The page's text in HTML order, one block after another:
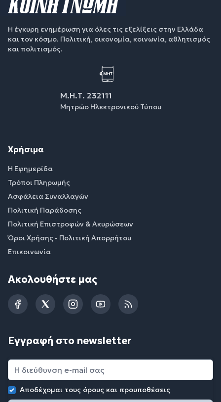
Η έγκυρη ενημέρωση για όλες τις εξελίξεις στην Ελλάδα
και τον κόσμο. Πολιτική, οικονομία, κοινωνία, αθλητισμός
και πολιτισμός.
Μ.Η.Τ. 232111
Μητρώο Ηλεκτρονικού Τύπου
Χρήσιμα
Η Εφημερίδα
Τρόποι Πληρωμής
Ασφάλεια Συναλλαγών
Πολιτική Παράδοσης
Πολιτική Επιστροφών & Ακυρώσεων
Όροι Χρήσης - Πολιτική Απορρήτου
Επικοινωνία
Ακολουθήστε μας
FacebookTwitterInstagramYouTubeRSS
Εγγραφή στο newsletter
Αποδέχομαι τους όρους και προυποθέσεις